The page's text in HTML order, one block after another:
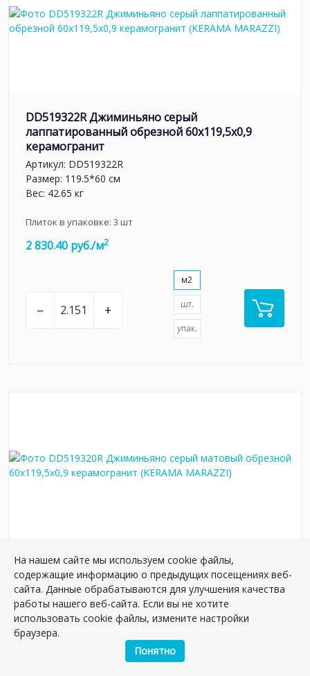
DD519322R Джиминьяно серый
лаппатированный обрезной 60x119,5x0,9
керамогранит
Артикул: DD519322R
Размер: 119.5*60 см
Вес: 42.65 кг
Плиток в упаковке: 3 шт
2 830.40 руб./м2
– +
м2
шт.
упак.
DD519320R Джиминьяно серый матовый
обрезной 60х119,5x0,9 керамогранит
Артикул:DD519320R
Размер: 119.5*60 см
Вес: 42.65 кг
На нашем сайте мы используем cookie файлы,
содержащие информацию о предыдущих посещениях веб-
сайта. Данные обрабатываются для улучшения качества
работы нашего веб-сайта. Если вы не хотите
использовать cookie файлы, измените настройки
браузера.
Понятно